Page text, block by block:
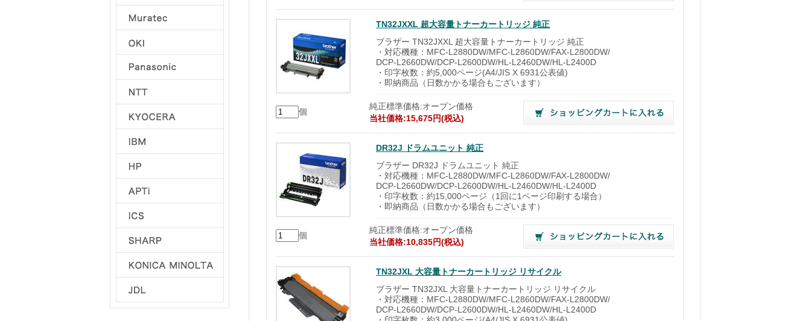
TN32JXXL 超大容量トナーカートリッジ 純正
ブラザー TN32JXXL 超大容量トナーカートリッジ 純正
・対応機種：MFC-L2880DW/MFC-L2860DW/FAX-L2800DW/
DCP-L2660DW/DCP-L2600DW/HL-L2460DW/HL-L2400D
・印字枚数：約5,000ページ(A4/JIS X 6931公表値)
・即納商品（日数かかる場合もございます）
個
純正標準価格:オープン価格
当社価格:15,675円(税込)
DR32J ドラムユニット 純正
ブラザー DR32J ドラムユニット 純正
・対応機種：MFC-L2880DW/MFC-L2860DW/FAX-L2800DW/
DCP-L2660DW/DCP-L2600DW/HL-L2460DW/HL-L2400D
・印字枚数：約15,000ページ（1回に1ページ印刷する場合）
・即納商品（日数かかる場合もございます）
個
純正標準価格:オープン価格
当社価格:10,835円(税込)
TN32JXL 大容量トナーカートリッジ リサイクル
ブラザー TN32JXL 大容量トナーカートリッジ リサイクル
・対応機種：MFC-L2880DW/MFC-L2860DW/FAX-L2800DW/
DCP-L2660DW/DCP-L2600DW/HL-L2460DW/HL-L2400D